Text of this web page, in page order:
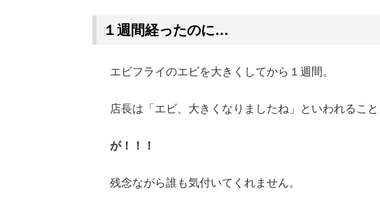
１週間経ったのに…
エビフライのエビを大きくしてから１週間。
店長は「エビ、大きくなりましたね」といわれるこ
が！！！
残念ながら誰も気付いてくれません。